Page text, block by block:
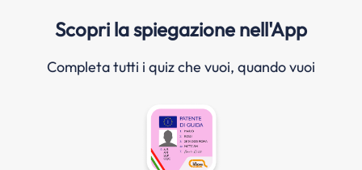
Scopri la spiegazione nell'App
Completa tutti i quiz che vuoi, quando vuoi